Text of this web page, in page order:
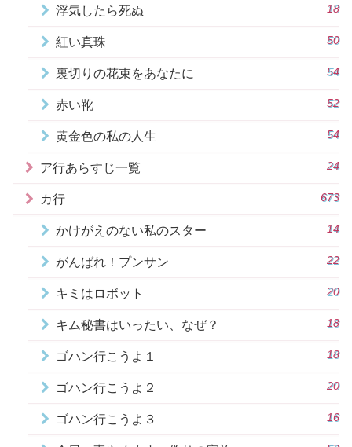
浮気したら死ぬ 18
紅い真珠 50
裏切りの花束をあなたに 54
赤い靴 52
黄金色の私の人生 54
ア行あらすじ一覧 24
カ行 673
かけがえのない私のスター 14
がんばれ！プンサン 22
キミはロボット 20
キム秘書はいったい、なぜ？ 18
ゴハン行こうよ１ 18
ゴハン行こうよ２ 20
ゴハン行こうよ３ 16